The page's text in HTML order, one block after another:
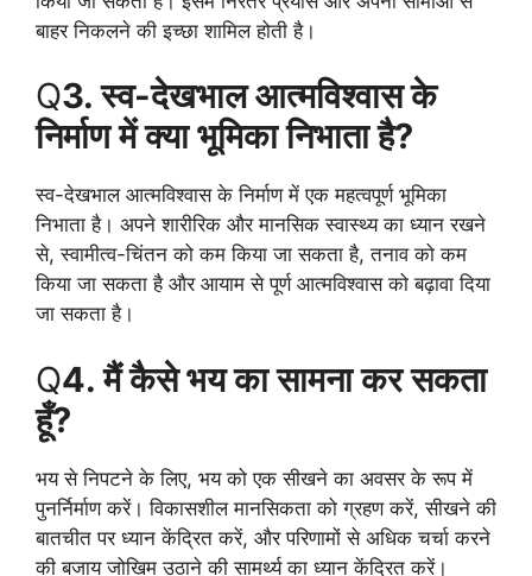
बाहर निकलने की इच्छा शामिल होती है।
Q3. स्व-देखभाल आत्मविश्वास के
निर्माण में क्या भूमिका निभाता है?
स्व-देखभाल आत्मविश्वास के निर्माण में एक महत्वपूर्ण भूमिका
निभाता है। अपने शारीरिक और मानसिक स्वास्थ्य का ध्यान रखने
से, स्वामीत्व-चिंतन को कम किया जा सकता है, तनाव को कम
किया जा सकता है और आयाम से पूर्ण आत्मविश्वास को बढ़ावा दिया
जा सकता है।
Q4. मैं कैसे भय का सामना कर सकता
हूँ?
भय से निपटने के लिए, भय को एक सीखने का अवसर के रूप में
पुनर्निर्माण करें। विकासशील मानसिकता को ग्रहण करें, सीखने की
बातचीत पर ध्यान केंद्रित करें, और परिणामों से अधिक चर्चा करने
की बजाय जोखिम उठाने की सामर्थ्य का ध्यान केंद्रित करें।